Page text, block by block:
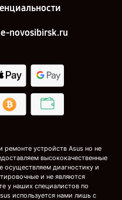
novosibirsk.ru
устройств Asus но не
высококачественные
осуществляем диагностику и
и не являются
у наших специалистов по
используется нами лишь с